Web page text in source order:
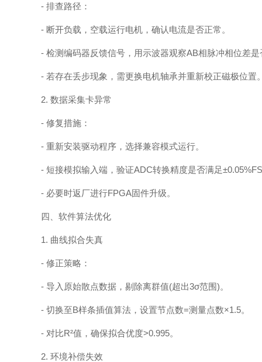
- 排查路径：
- 断开负载，空载运行电机，确认电流是否正常。
- 检测编码器反馈信号，用示波器观察AB相脉冲相位差是
- 若存在丢步现象，需更换电机轴承并重新校正磁极位置。
2. 数据采集卡异常
- 修复措施：
- 重新安装驱动程序，选择兼容模式运行。
- 短接模拟输入端，验证ADC转换精度是否满足±0.05%FS
- 必要时返厂进行FPGA固件升级。
四、软件算法优化
1. 曲线拟合失真
- 修正策略：
- 导入原始散点数据，剔除离群值(超出3σ范围)。
- 切换至B样条插值算法，设置节点数=测量点数×1.5。
- 对比R²值，确保拟合优度>0.995。
2. 环境补偿失效